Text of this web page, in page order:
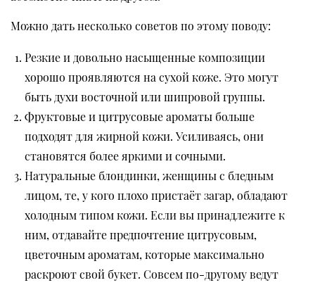
Можно дать несколько советов по этому поводу:
Резкие и довольно насыщенные композиции
хорошо проявляются на сухой коже. Это могут
быть духи восточной или шипровой группы.
Фруктовые и цитрусовые ароматы больше
подходят для жирной кожи. Усиливаясь, они
становятся более яркими и сочными.
Натуральные блондинки, женщины с бледным
лицом, те, у кого плохо пристаёт загар, обладают
холодным типом кожи. Если вы принадлежите к
ним, отдавайте предпочтение цитрусовым,
цветочным ароматам, которые максимально
раскроют свой букет. Совсем по-другому ведут